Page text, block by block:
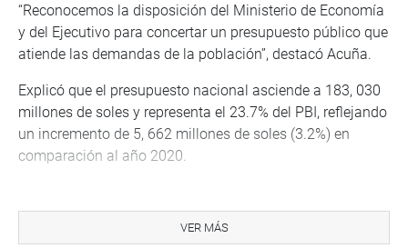
“Reconocemos la disposición del Ministerio de Economía
y del Ejecutivo para concertar un presupuesto público que
atiende las demandas de la población”, destacó Acuña.
Explicó que el presupuesto nacional asciende a 183, 030
millones de soles y representa el 23.7% del PBI, reflejando
un incremento de 5, 662 millones de soles (3.2%) en
comparación al año 2020.
momento de crisis y que se necesita un instrumento
financiero que permita ayudar en el dinamismo y
VER MÁS